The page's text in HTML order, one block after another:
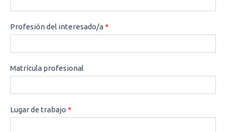
Profesión del interesado/a*
Matrícula profesional
Lugar de trabajo *